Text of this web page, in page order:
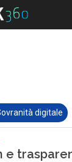
digitale
e